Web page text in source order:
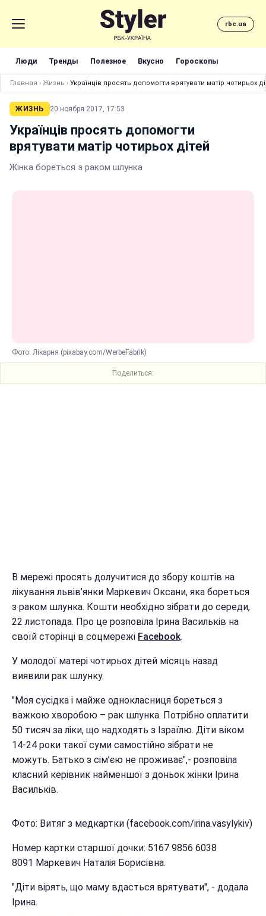
rbc.ua
Люди Тренды Полезное Вкусно Гороскопы
Главная › Жизнь › Українців просять допомогти врятувати матір чотирьох
ЖИЗНЬ 20 ноября 2017, 17:53
Українців просять допомогти
врятувати матір чотирьох дітей
Жінка бореться з раком шлунка
Фото: Лікарня (pixabay.com/WerbeFabrik)
Поделиться:
В мережі просять долучитися до збору коштів на
лікування львів’янки Маркевич Оксани, яка бореться
з раком шлунка. Кошти необхідно зібрати до середи,
22 листопада. Про це розповіла Ірина Васильків на
своїй сторінці в соцмережі Facebook.
У молодої матері чотирьох дітей місяць назад
виявили рак шлунку.
"Моя сусідка і майже однокласниця бореться з
важкою хворобою – рак шлунка. Потрібно оплатити
50 тисяч за ліки, що надходять з Ізраїлю. Діти віком
14-24 роки такої суми самостійно зібрати не
можуть. Батько з сім’єю не проживає",- розповіла
класний керівник найменшої з доньок жінки Ірина
Васильків.
Фото: Витяг з медкартки (facebook.com/irina.vasylykiv)
Номер картки старшої дочки: 5167 9856 6038
8091 Маркевич Наталія Борисівна.
"Діти вірять, що маму вдасться врятувати", - додала
Ірина.